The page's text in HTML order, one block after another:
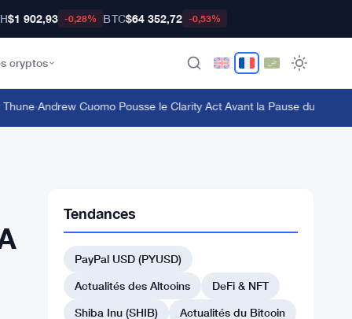
$1 902,93 -0,28% BTC$64 352,72 -0,53%
cryptos
·Andrew Cuomo Pousse le Clarity Act Avant la Pause du Congrès
Tendances
PayPal USD (PYUSD)
Actualités des Altcoins
DeFi & NFT
Shiba Inu (SHIB)
Actualités du Bitcoin